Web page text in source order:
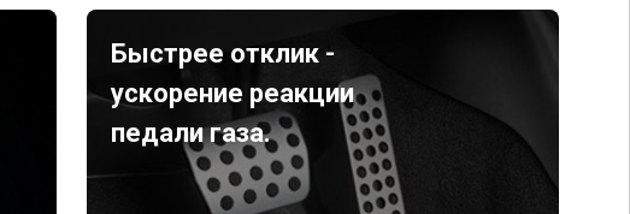
Быстрее отклик -
ускорение реакции
педали газа.